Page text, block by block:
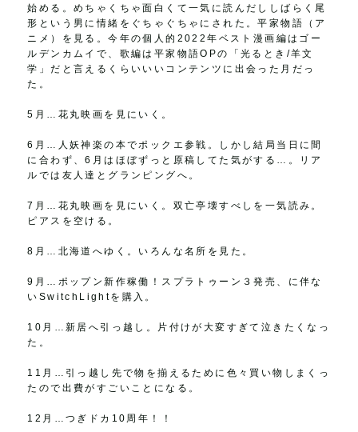
始める。めちゃくちゃ面白くて一気に読んだししばらく尾
形という男に情緒をぐちゃぐちゃにされた。平家物語（ア
ニメ）を見る。今年の個人的2022年ベスト漫画編はゴー
ルデンカムイで、歌編は平家物語OPの「光るとき/羊文
学」だと言えるくらいいいコンテンツに出会った月だっ
た。
5月…花丸映画を見にいく。
6月…人妖神楽の本でポックエ参戦。しかし結局当日に間
に合わず、6月はほぼずっと原稿してた気がする…。リア
ルでは友人達とグランピングへ。
7月…花丸映画を見にいく。双亡亭壊すべしを一気読み。
ピアスを空ける。
8月…北海道へゆく。いろんな名所を見た。
9月…ポップン新作稼働！スプラトゥーン３発売、に伴な
いSwitchLightを購入。
10月…新居へ引っ越し。片付けが大変すぎて泣きたくなっ
た。
11月…引っ越し先で物を揃えるために色々買い物しまくっ
たので出費がすごいことになる。
12月…つぎドカ10周年！！